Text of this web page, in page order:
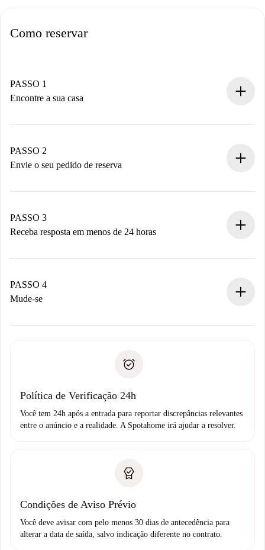
Como reservar
PASSO 1
Encontre a sua casa
Você tem todas as informações necessárias
antecipadamente.
PASSO 2
Envie o seu pedido de reserva
Não cobramos nada até que o proprietário confirme.
PASSO 3
Receba resposta em menos de 24 horas
proprietário.
Se recusada: não cobraremos nada e ofereceremos
Débito direto bancário
PASSO 4
Mude-se
não comunicar nenhum problema.
Política de Verificação 24h
Você tem 24h após a entrada para reportar discrepâncias relevantes
entre o anúncio e a realidade. A Spotahome irá ajudar a resolver.
Condições de Aviso Prévio
Você deve avisar com pelo menos 30 dias de antecedência para
alterar a data de saída, salvo indicação diferente no contrato.